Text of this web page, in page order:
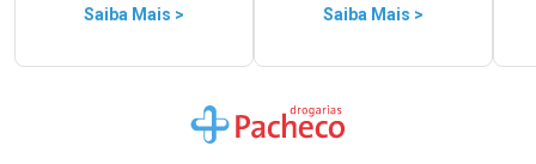
Saiba Mais > Saiba Mais >
Ir para a Home